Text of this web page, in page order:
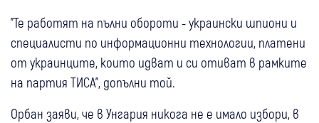
"Те работят на пълни обороти - украински шпиони и
специалисти по информационни технологии, платени
от украинците, които идват и си отиват в рамките
на партия ТИСА", допълни той.
Орбан заяви, че в Унгария никога не е имало избори, в